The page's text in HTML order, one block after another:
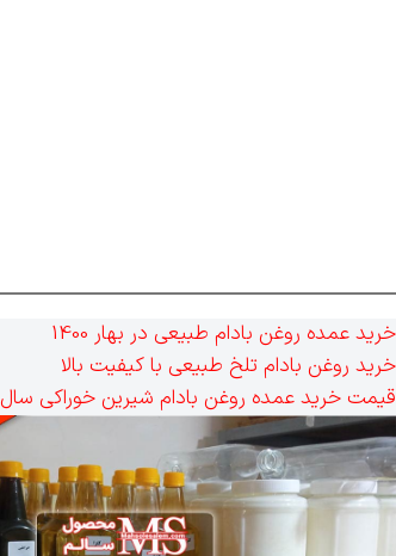
خرید عمده روغن بادام طبیعی در بهار 1400
خرید روغن بادام تلخ طبیعی با کیفیت بالا
قیمت خرید عمده روغن بادام شیرین خوراکی سال 1400